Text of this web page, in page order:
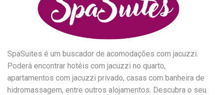
SpaSuites é um buscador de acomodações com jacuzzi.
Poderá encontrar hotéis com jacuzzi no quarto,
apartamentos com jacuzzi privado, casas com banheira de
hidromassagem, entre outros alojamentos. Descubra o seu